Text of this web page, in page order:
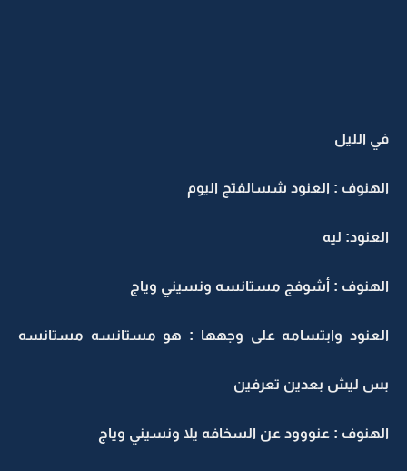
في الليل
الهنوف : العنود شسالفتج اليوم
العنود: ليه
الهنوف : أشوفج مستانسه ونسيني وياج
العنود وابتسامه على وجهها : هو مستانسه مستانسه
بس ليش بعدين تعرفين
الهنوف : عنووود عن السخافه يلا ونسيني وياج